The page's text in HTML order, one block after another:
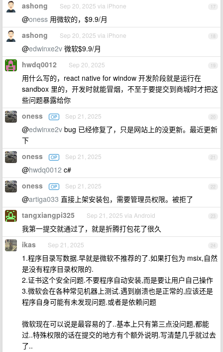
17
ashong Sep 20, 2025 via iPhone
@oness 用微软的，$9.9/月
18
ashong Sep 20, 2025 via iPhone
@edwinxe2v 微软$9.9/月
19
hwdq0012 Sep 20, 2025
用什么写的，react native for window 开发阶段就是运行在
sandbox 里的，开发时就能冒烟，不至于要提交到商城时才把这
些问题暴露给你
20
oness OP Sep 21, 2025
@edwinxe2v bug 已经修复了，只是网站上的没更新。最近更新
下
21
oness OP Sep 21, 2025
@hwdq0012 c#
22
oness OP Sep 21, 2025
@artiga033 直接上架安装包，需要管理员权限。被拒了
23
tangxiangpi325 Sep 21, 2025 via Android
我第一提交就通过了，就是折腾打包花了很久
24
ikas Sep 21, 2025
1.程序目录写数据.早就是微软不推荐的了.如果打包为 msix,自然
是没有程序目录权限的.
2.证书这个安全问题.不要程序自动安装,而是要让用户自己操作
3.微软会在各种常见机器上测试.遇到崩溃也是正常的,应该还是
程序自身可能有未发现问题.或者是依赖问题
微软现在可以说是最容易的了..基本上只有第三点没问题,都能
过..特殊权限的话在提交的地方有个额外说明.写清楚几乎就过去
了..